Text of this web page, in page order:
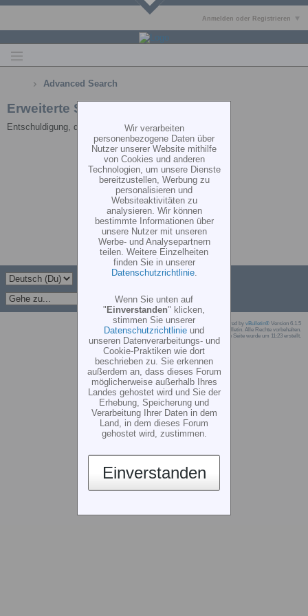
Anmelden oder Registrieren
Advanced Search
Erweiterte Suche
Entschuldigung, du darfst diese Seite nicht aufrufen.
Powered by vBulletin® Version 6.1.5
Copyright © 2026 MH Sub I, LLC dba vBulletin. Alle Rechte vorbehalten.
Die Seite wurde um 11:23 erstellt.
Wir verarbeiten
personenbezogene Daten über
Nutzer unserer Website mithilfe
von Cookies und anderen
Technologien, um unsere Dienste
bereitzustellen, Werbung zu
personalisieren und
Websiteaktivitäten zu
analysieren. Wir können
bestimmte Informationen über
unsere Nutzer mit unseren
Werbe- und Analysepartnern
teilen. Weitere Einzelheiten
finden Sie in unserer
Datenschutzrichtlinie.
Wenn Sie unten auf
"Einverstanden" klicken,
stimmen Sie unserer
Datenschutzrichtlinie und
unseren Datenverarbeitungs- und
Cookie-Praktiken wie dort
beschrieben zu. Sie erkennen
außerdem an, dass dieses Forum
möglicherweise außerhalb Ihres
Landes gehostet wird und Sie der
Erhebung, Speicherung und
Verarbeitung Ihrer Daten in dem
Land, in dem dieses Forum
gehostet wird, zustimmen.
Einverstanden